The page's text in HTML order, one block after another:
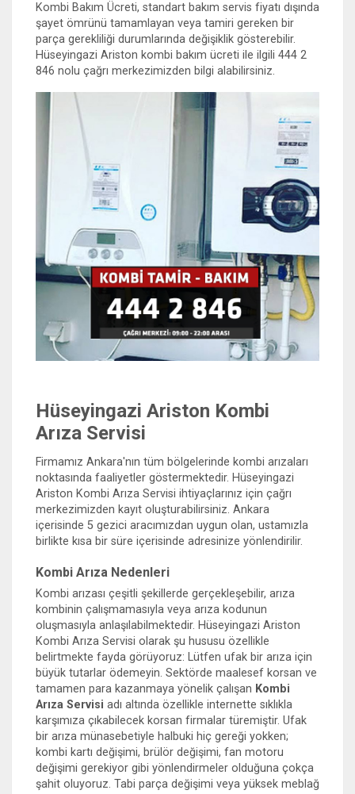
Kombi Bakım Ücreti, standart bakım servis fiyatı dışında
şayet ömrünü tamamlayan veya tamiri gereken bir
parça gerekliliği durumlarında değişiklik gösterebilir.
Hüseyingazi Ariston kombi bakım ücreti ile ilgili 444 2
846 nolu çağrı merkezimizden bilgi alabilirsiniz.
Hüseyingazi Ariston Kombi
Arıza Servisi
Firmamız Ankara'nın tüm bölgelerinde kombi arızaları
noktasında faaliyetler göstermektedir. Hüseyingazi
Ariston Kombi Arıza Servisi ihtiyaçlarınız için çağrı
merkezimizden kayıt oluşturabilirsiniz. Ankara
içerisinde 5 gezici aracımızdan uygun olan, ustamızla
birlikte kısa bir süre içerisinde adresinize yönlendirilir.
Kombi Arıza Nedenleri
Kombi arızası çeşitli şekillerde gerçekleşebilir, arıza
kombinin çalışmamasıyla veya arıza kodunun
oluşmasıyla anlaşılabilmektedir. Hüseyingazi Ariston
Kombi Arıza Servisi olarak şu hususu özellikle
belirtmekte fayda görüyoruz: Lütfen ufak bir arıza için
büyük tutarlar ödemeyin. Sektörde maalesef korsan ve
tamamen para kazanmaya yönelik çalışan Kombi
Arıza Servisi adı altında özellikle internette sıklıkla
karşımıza çıkabilecek korsan firmalar türemiştir. Ufak
bir arıza münasebetiyle halbuki hiç gereği yokken;
kombi kartı değişimi, brülör değişimi, fan motoru
değişimi gerekiyor gibi yönlendirmeler olduğuna çokça
şahit oluyoruz. Tabi parça değişimi veya yüksek meblağ